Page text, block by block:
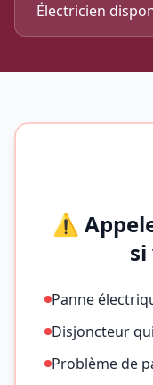
Électricien
⚠️
si
Panne
Disjoncteur
Problème de